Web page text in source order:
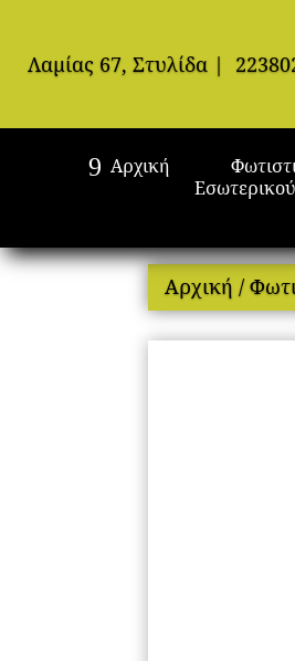
Λαμίας 67, Στυλίδα |
Αρχική
Αρχική /